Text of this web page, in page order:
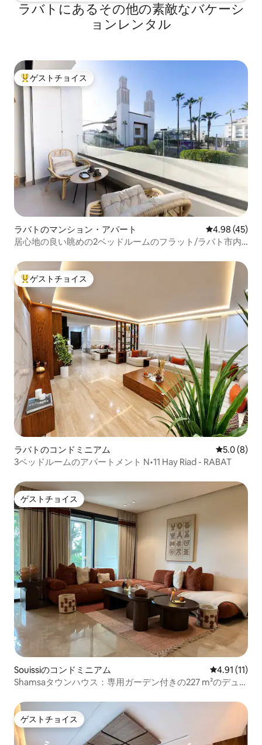
ラバトにあるその他の素敵なバケーシ
ョンレンタル
大好評のゲストチョイスです。
ゲストチョイス
ラバトのマンション・アパート レビュー45
4.98 (45)
居心地の良い眺めの2ベッドルームのフラット/ラバト市内
大好評のゲストチョイスです。
ゲストチョイス
ラバトのコンドミニアム レビュー8
5.0 (8)
3ベッドルームのアパートメント N•11 Hay Riad - RABAT
ゲストチョイス
ゲストチョイス
Souissiのコンドミニアム レビュー11
4.91 (11)
Shamsaタウンハウス：専用ガーデン付きの227 m²のデュプ
ゲストチョイス
ゲストチョイス